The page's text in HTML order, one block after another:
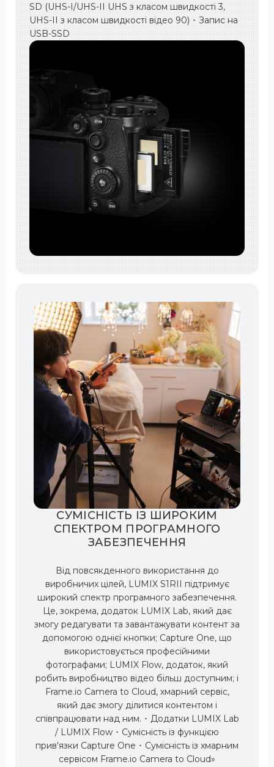
SD (UHS-I/UHS-II UHS з класом швидкості 3,
UHS-II з класом швидкості відео 90) ･ Запис на
USB-SSD
СУМІСНІСТЬ ІЗ ШИРОКИМ
СПЕКТРОМ ПРОГРАМНОГО
ЗАБЕЗПЕЧЕННЯ
Від повсякденного використання до
виробничих цілей, LUMIX S1RII підтримує
широкий спектр програмного забезпечення.
Це, зокрема, додаток LUMIX Lab, який дає
змогу редагувати та завантажувати контент за
допомогою однієї кнопки; Capture One, що
використовується професійними
фотографами; LUMIX Flow, додаток, який
робить виробництво відео більш доступним; і
Frame.io Camera to Cloud, хмарний сервіс,
який дає змогу ділитися контентом і
співпрацювати над ним. ･ Додатки LUMIX Lab
/ LUMIX Flow ･ Сумісність із функцією
прив'язки Capture One ･ Сумісність із хмарним
сервісом Frame.io Camera to Cloud»